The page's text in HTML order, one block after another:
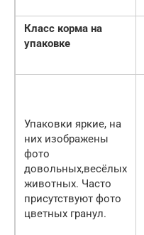
Класс корма на
упаковке
Упаковки яркие, на
них изображены
фото
довольных,весёлых
животных. Часто
присутствуют фото
цветных гранул.